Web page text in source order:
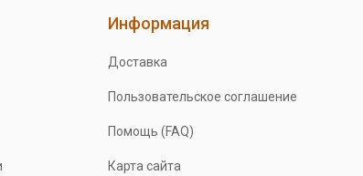
Информация
Доставка
Пользовательское соглашение
Помощь (FAQ)
Карта сайта